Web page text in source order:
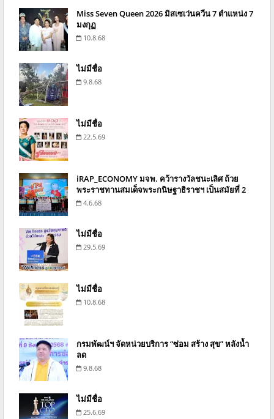
Miss Seven Queen 2026 มิสเซเว่นควีน 7 ตำแหน่ง 7
มงกุฏ
10.8.68
ไม่มีชื่อ
9.8.68
ไม่มีชื่อ
22.5.69
iRAP_ECONOMY มจพ. คว้ารางวัลชนะเลิศ ถ้วย
พระราชทานสมเด็จพระกนิษฐาธิราชฯ เป็นสมัยที่ 2
4.6.68
ไม่มีชื่อ
29.5.69
ไม่มีชื่อ
10.8.68
กรมพัฒน์ฯ จัดหน่วยบริการ “ซ่อม สร้าง สุข” หลังน้ำ
ลด
9.8.68
ไม่มีชื่อ
25.6.69